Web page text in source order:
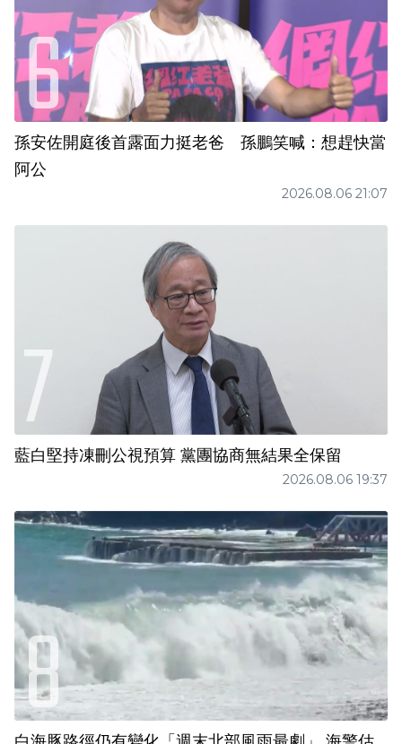
孫安佐開庭後首露面力挺老爸 孫鵬笑喊：想趕快當
阿公
2026.08.06 21:07
藍白堅持凍刪公視預算 黨團協商無結果全保留
2026.08.06 19:37